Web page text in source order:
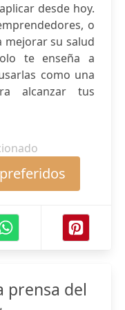
desde hoy.
o
mejorar su salud
te enseña a
como una
alcanzar tus
prensa del